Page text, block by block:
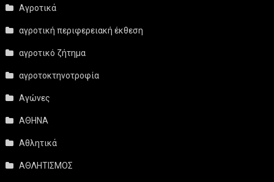
Αγροτικά
αγροτική περιφερειακή έκθεση
αγροτικό ζήτημα
αγροτοκτηνοτροφία
Αγώνες
ΑΘΗΝΑ
Αθλητικά
ΑΘΛΗΤΙΣΜΟΣ